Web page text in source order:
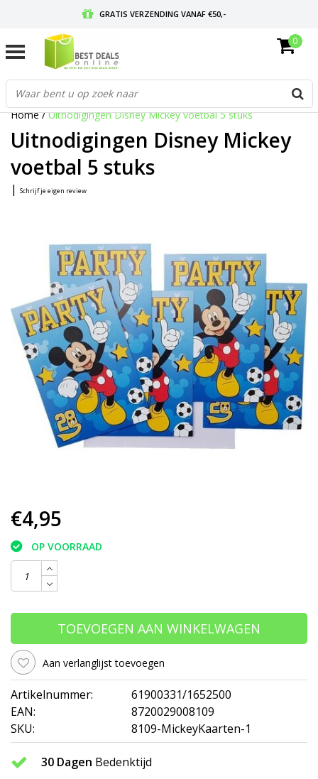
GRATIS VERZENDING VANAF €50,-
GRATIS RETOURNEREN EN 30 DAGEN BEDENKTIJD
0
Home/Uitnodigingen Disney Mickey voetbal 5 stuks
Uitnodigingen Disney Mickey
voetbal 5 stuks
| Schrijf je eigen review
€4,95
OP VOORRAAD
TOEVOEGEN AAN WINKELWAGEN
Aan verlanglijst toevoegen
Artikelnummer:
61900331/1652500
EAN:
8720029008109
SKU:
8109-MickeyKaarten-1
30 Dagen Bedenktijd